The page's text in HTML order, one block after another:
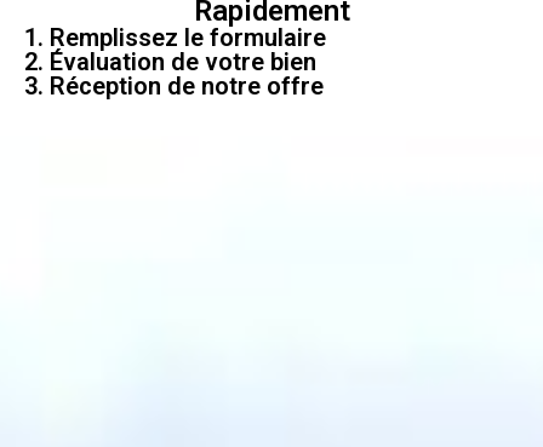
Rapidement
1. Remplissez le formulaire
2. Évaluation de votre bien
3. Réception de notre offre